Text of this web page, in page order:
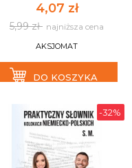
4,07 zł
5,99 zł najniższa cena
AKSJOMAT
DO KOSZYKA
-32%